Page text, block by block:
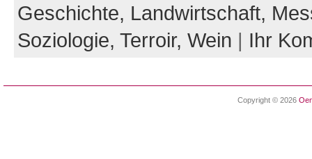
Geschichte, Landwirtschaft,
Soziologie, Terroir, Wein | Ihr
Copyright © 2026